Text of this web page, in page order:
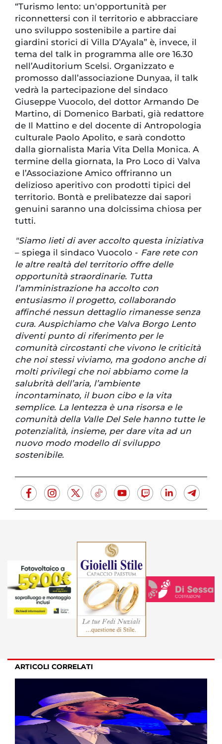
“Turismo lento: un'opportunità per
riconnettersi con il territorio e abbracciare
uno sviluppo sostenibile a partire dai
giardini storici di Villa D’Ayala” è, invece, il
tema del talk in programma alle ore 16.30
nell’Auditorium Scelsi. Organizzato e
promosso dall’associazione Dunyaa, il talk
vedrà la partecipazione del sindaco
Giuseppe Vuocolo, del dottor Armando De
Martino, di Domenico Barbati, già redattore
de Il Mattino e del docente di Antropologia
culturale Paolo Apolito, e sarà condotto
dalla giornalista Maria Vita Della Monica. A
termine della giornata, la Pro Loco di Valva
e l’Associazione Amico offriranno un
delizioso aperitivo con prodotti tipici del
territorio. Bontà e prelibatezze dai sapori
genuini saranno una dolcissima chiosa per
tutti.
"Siamo lieti di aver accolto questa iniziativa
– spiega il sindaco Vuocolo - Fare rete con
le altre realtà del territorio offre delle
opportunità straordinarie. Tutta
l’amministrazione ha accolto con
entusiasmo il progetto, collaborando
affinché nessun dettaglio rimanesse senza
cura. Auspichiamo che Valva Borgo Lento
diventi punto di riferimento per le
comunità circostanti che vivono le criticità
che noi stessi viviamo, ma godono anche di
molti privilegi che noi abbiamo come la
salubrità dell’aria, l’ambiente
incontaminato, il buon cibo e la vita
semplice. La lentezza è una risorsa e le
comunità della Valle Del Sele hanno tutte le
potenzialità, insieme, per dare vita ad un
nuovo modo modello di sviluppo
sostenibile.
ARTICOLI CORRELATI